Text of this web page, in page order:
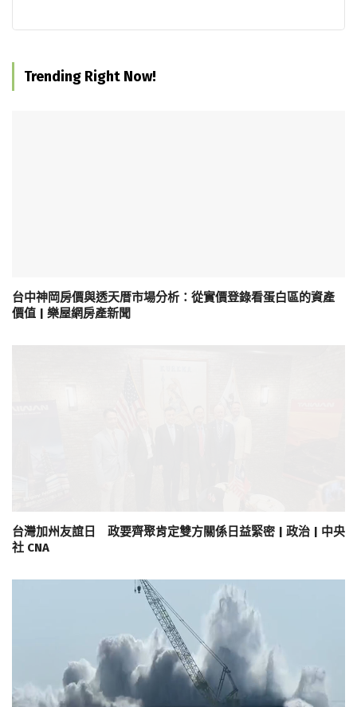
Trending Right Now!
台中神岡房價與透天厝市場分析：從實價登錄看蛋白區的資產
價值 | 樂屋網房產新聞
台灣加州友誼日 政要齊聚肯定雙方關係日益緊密 | 政治 | 中央
社 CNA